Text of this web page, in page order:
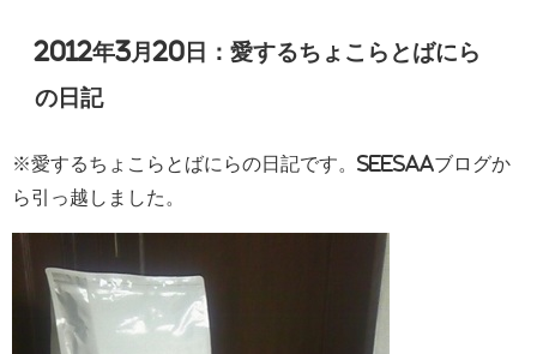
2012年3月20日：愛するちょこらとばにら
の日記
※愛するちょこらとばにらの日記です。Seesaaブログか
ら引っ越しました。